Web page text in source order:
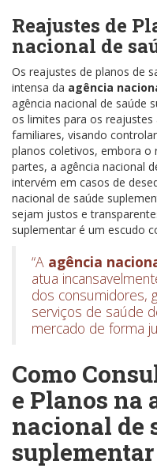
Reajustes de
nacional de
Os reajustes de planos de
intensa da agência
agência nacional de saúde
os limites para os reajustes
familiares, visando
planos coletivos, embora o
partes, a agência nacional
intervém em casos de
nacional de saúde
sejam justos e
suplementar é um escudo
“A agência
atua
dos consumidores,
serviços de saúde
mercado de forma
Como
e Planos na
nacional de
suplementar